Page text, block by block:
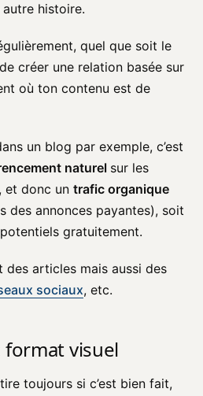
autre histoire.
quel que soit le
créer une relation basée sur
où ton contenu est de
un blog par exemple, c’est
naturel sur les
, et donc un trafic organique
des annonces payantes), soit
gratuitement.
des articles mais aussi des
sociaux, etc.
format visuel
toujours si c’est bien fait,